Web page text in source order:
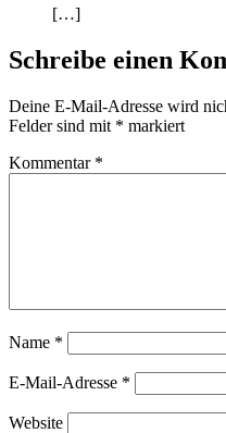
[…]
Schreibe einen
Deine E-Mail-Adresse wird
Felder sind mit * markiert
Kommentar *
Name *
E-Mail-Adresse *
Website